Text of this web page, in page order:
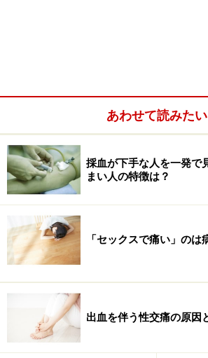
全身麻酔は、
・意識がないこと
・痛みを感じないこと
・体が動かないこと
が基本です。
成人の場合、全身麻酔は、点滴から
酔で意識を取り、筋肉弛緩薬（きん
体の筋肉の動きを止めます。体の筋
あわせて読みたい
採血が下手な人を一発で
まい人の特徴は？
「セックスで痛い」の
出血を伴う性交痛の原因